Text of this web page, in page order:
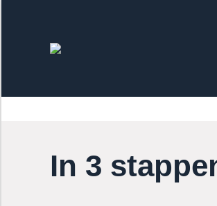
In 3